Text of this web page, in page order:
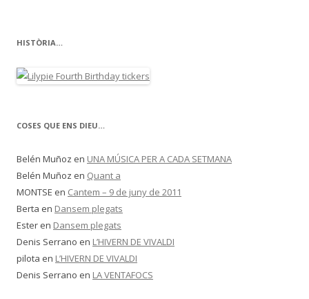
HISTÒRIA…
COSES QUE ENS DIEU…
Belén Muñoz en UNA MÚSICA PER A CADA SETMANA
Belén Muñoz en Quant a
MONTSE en Cantem – 9 de juny de 2011
Berta en Dansem plegats
Ester en Dansem plegats
Denis Serrano en L’HIVERN DE VIVALDI
pilota en L’HIVERN DE VIVALDI
Denis Serrano en LA VENTAFOCS